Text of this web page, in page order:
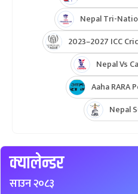
Nepal Tri-
2023–2027 ICC
Nepal Vs
Aaha RARA
Nepal
क्यालेन्डर
साउन २०८३